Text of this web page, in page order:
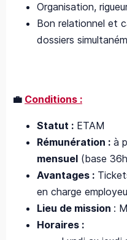
Organisation,
Bon relationnel et
dossiers
💼 Conditions :
Statut : ETAM
Rémunération : à
mensuel (base
Avantages :
en charge
Lieu de mission :
Horaires :